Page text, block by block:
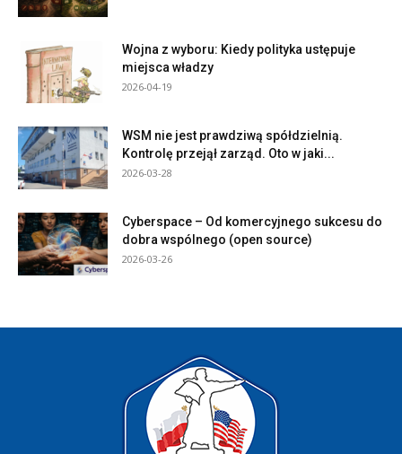
Wojna z wyboru: Kiedy polityka ustępuje
miejsca władzy
2026-04-19
WSM nie jest prawdziwą spółdzielnią.
Kontrolę przejął zarząd. Oto w jaki...
2026-03-28
Cyberspace – Od komercyjnego sukcesu do
dobra wspólnego (open source)
2026-03-26